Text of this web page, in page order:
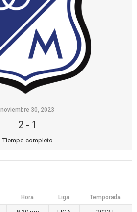
noviembre 30, 2023
2 - 1
Tiempo completo
Hora Liga Temporada